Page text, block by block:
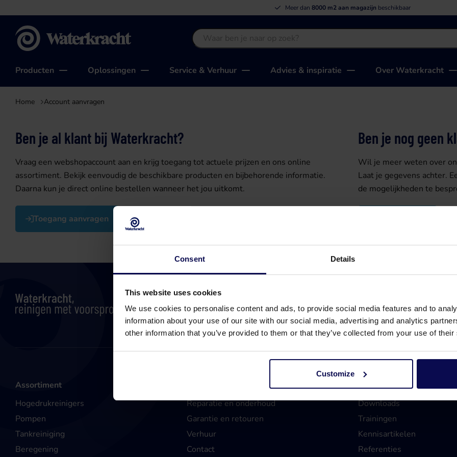
Consent Details
This website uses cookies
We use cookies to personalise content and ads, to provide social media features and to
information about your use of our site with our social media, advertising and analytics
other information that you’ve provided to them or that they’ve collected from your use of
Customize
Meer dan 8000 m2 aan magazijn beschikbaar
Producten Oplossingen Service & Verhuur Advies & inspiratie Over Waterkracht
Home Account aanvragen
Ben je al klant bij Waterkracht?
Vraag een webshopaccount aan en krijg toegang tot actuele prijzen en ons online
assortiment. Bekijk eenvoudig de beschikbare producten en bijbehorende informatie.
Daarna kun je direct online bestellen wanneer het jou uitkomt.
Toegang aanvragen
Ben je nog geen
Wil je meer weten over
Laat je gegevens achter.
de mogelijkheden te
Bereikbaar tot 17.00 uur
Assortiment
Hogedrukreinigers
Pompen
Tankreiniging
Beregening
Reparatie en onderhoud
Garantie en retouren
Verhuur
Contact
Advies & inspiratie
Downloads
Trainingen
Kennisartikelen
Referenties